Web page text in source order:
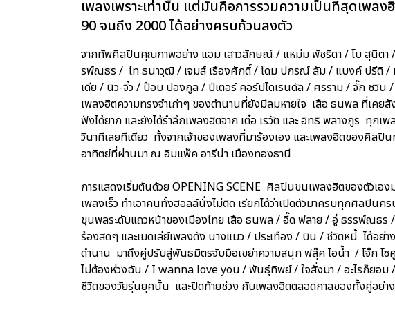
เพลงเพราะเท่านั้น แต่มันคือการรวมความเป็นที่สุดเพล
90 จนถึง 2000 ได้อย่างครบถ้วนลงตัว
จากทัพศิลปินคุณภาพอย่าง แอม เสาวลักษณ์ / แหม่ม พัชริดา / โบ สุนิต
รพ์ณธร / ไท ธนาวุฒิ / เจมส์ เรืองศักดิ์ / โดม ปกรณ์ ลัม / แบงค์ ปรีติ
เดีย / นิว-จิ๋ว / ป๊อบ ปองกูล / ปีเตอร์ คอร์ปไดเรนดัล / ศรราม / จั๊ก ชวิ
เพลงฮิตความทรงจำเก่าๆ ของตำนานที่ยังมีลมหายใจ เสือ ธนพล ที่เคย
ฟังได้ยาก และยังได้รำลึกเพลงฮิตจาก เต๋อ เรวัต และ อิทธิ พลางกูร ทุก
วินาทีเลยทีเดียว ทั้งจากเจ้าของเพลงที่มาร้องเอง และเพลงฮิตของศิลปิ
อาทิตย์ที่ผ่านมา ณ อิมแพ็ค อารีน่า เมืองทองธานี
การแสดงเริ่มต้นด้วย OPENING SCENE ศิลปินขนเพลงฮิตของตัวเอ
เพลงเร็ว ทำเอาคนทั้งฮอลล์นั่งไม่ติด เรียกได้ว่าเปิดตัวมาครบทุกศิลปิน
ขุนพลระดับแถวหน้าของเมืองไทย เสือ ธนพล / อี๊ด ฟลาย / อู๋ ธรรพ์ณธร
ร้องสดๆ และเมดเล่ย์เพลงดัง นางแมว / ประเทือง / บิน / ชีวิตหนี้ ได้อ
ตำนาน มาถึงคู่ปรับสู่พันธมิตรจับมือเขย่าความสนุก ฟลุ๊ค ไอน้ำ / โจ๊ก โ
ไม่ต้องห่วงฉัน / I wanna love you / พันธุ์ทิพย์ / ใจสั่งมา / อะไรก็ยอม
ชีวิตของวัยรุ่นยุคนั้น และปิดท้ายช่วง กับเพลงฮิตตลอดกาลของทั้งคู่อย่า